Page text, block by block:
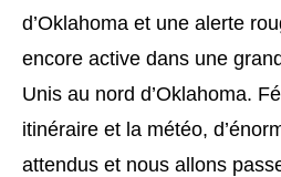
d’Oklahoma et une alerte
encore active dans une
Unis au nord d’Oklahoma.
itinéraire et la météo,
attendus et nous allons